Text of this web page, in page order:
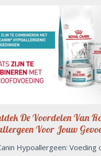
De Voordelen Van
Voor Jouw
Hypoallergeen: